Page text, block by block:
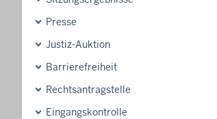
Presse
Justiz-Auktion
Barrierefreiheit
Rechtsantragstelle
Eingangskontrolle